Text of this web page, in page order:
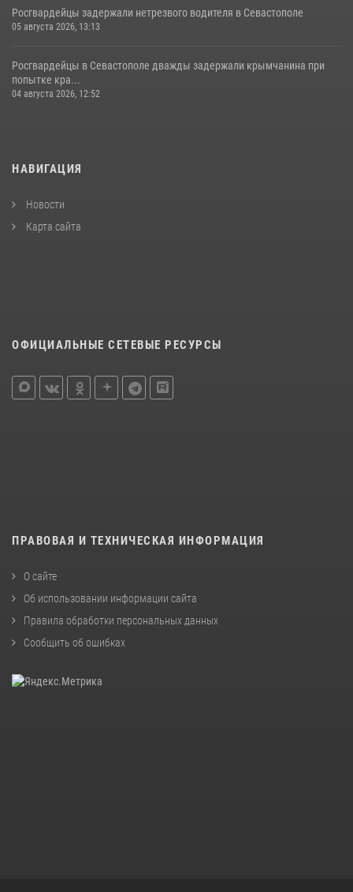
Росгвардейцы задержали нетрезвого водителя в Севастополе
05 августа 2026, 13:13
Росгвардейцы в Севастополе дважды задержали крымчанина при
попытке кра...
04 августа 2026, 12:52
НАВИГАЦИЯ
Новости
Карта сайта
ОФИЦИАЛЬНЫЕ СЕТЕВЫЕ РЕСУРСЫ
ПРАВОВАЯ И ТЕХНИЧЕСКАЯ ИНФОРМАЦИЯ
О сайте
Об использовании информации сайта
Правила обработки персональных данных
Сообщить об ошибках